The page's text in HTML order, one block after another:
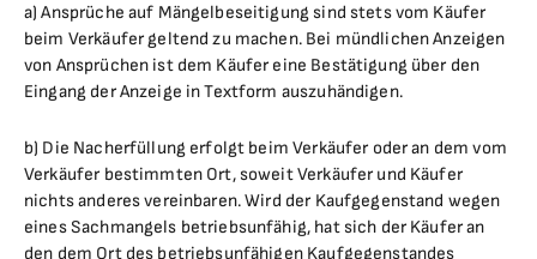
a) Ansprüche auf Mängelbeseitigung sind stets vom Käufer
beim Verkäufer geltend zu machen. Bei mündlichen Anzeigen
von Ansprüchen ist dem Käufer eine Bestätigung über den
Eingang der Anzeige in Textform auszuhändigen.
b) Die Nacherfüllung erfolgt beim Verkäufer oder an dem vom
Verkäufer bestimmten Ort, soweit Verkäufer und Käufer
nichts anderes vereinbaren. Wird der Kaufgegenstand wegen
eines Sachmangels betriebsunfähig, hat sich der Käufer an
den dem Ort des betriebsunfähigen Kaufgegenstandes